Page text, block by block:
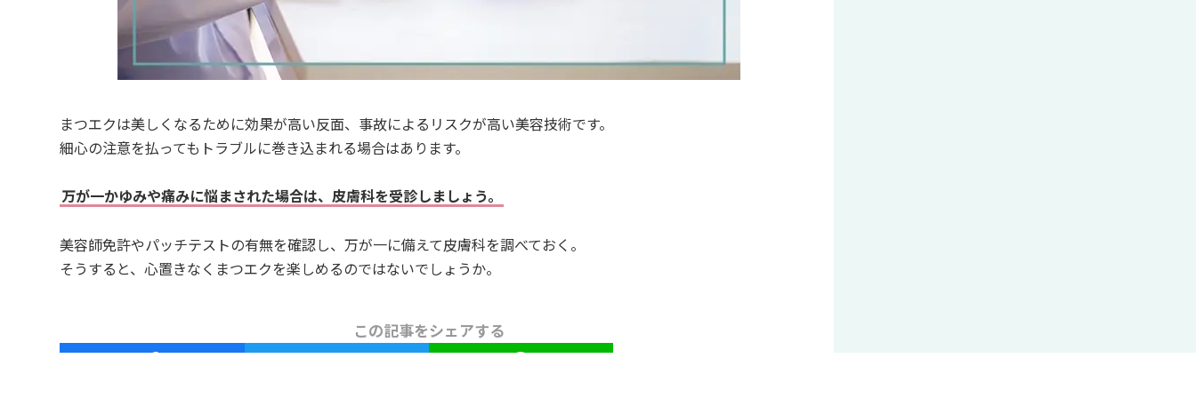
まつエクは美しくなるために効果が高い反面、事故によるリスクが高い美容技術です。
細心の注意を払ってもトラブルに巻き込まれる場合はあります。
万が一かゆみや痛みに悩まされた場合は、皮膚科を受診しましょう。
美容師免許やパッチテストの有無を確認し、万が一に備えて皮膚科を調べておく。
そうすると、心置きなくまつエクを楽しめるのではないでしょうか。
この記事をシェアする